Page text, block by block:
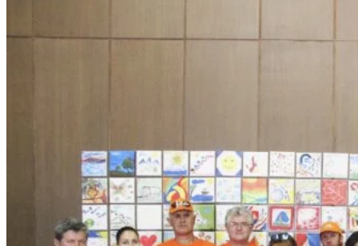
Kultúra a tradície
Cyklistika
Hrady
Podujatia
Výstava
Galéria
Festival